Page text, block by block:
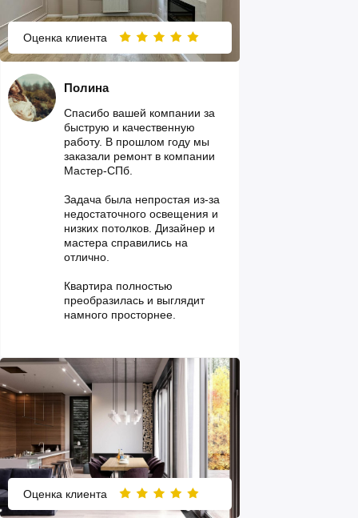
Оценка клиента
Спасибо вашей компании за
быструю и качественную
работу. В прошлом году мы
заказали ремонт в компании
Мастер-СПб.
Задача была непростая из-за
недостаточного освещения и
низких потолков. Дизайнер и
мастера справились на
отлично.
Квартира полностью
преобразилась и выглядит
намного просторнее.
Полина
Оценка клиента